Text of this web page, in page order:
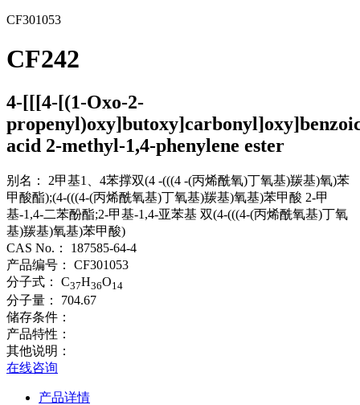
CF301053
CF242
4-[[[4-[(1-Oxo-2-
acid 2-methyl-1,4-phenylene ester
别名：
2甲基1、4苯撑双(4 -(((4 -(丙烯酰氧)丁氧基)羰基)氧)苯
甲酸酯);(4-(((4-(丙烯酰氧基)丁氧基)羰基)氧基)苯甲酸 2-甲
基-1,4-二苯酚酯;2-甲基-1,4-亚苯基 双(4-(((4-(丙烯酰氧基)丁氧
基)羰基)氧基)苯甲酸)
CAS No.：
187585-64-4
产品编号：
CF301053
分子式：
C37H36O14
分子量：
704.67
储存条件：
产品特性：
其他说明：
在线咨询
产品详情